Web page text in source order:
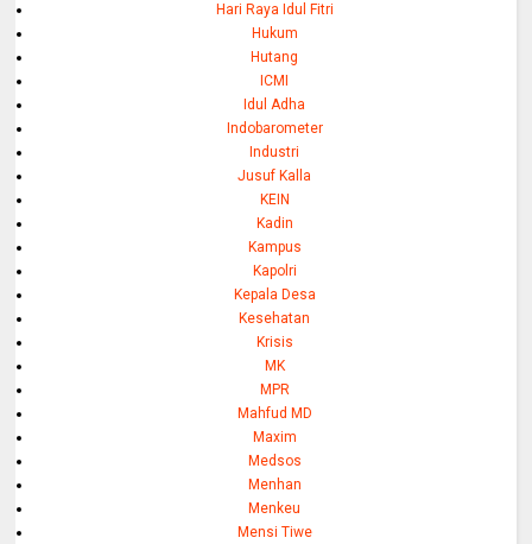
Hari Raya Idul Fitri
Hukum
Hutang
ICMI
Idul Adha
Indobarometer
Industri
Jusuf Kalla
KEIN
Kadin
Kampus
Kapolri
Kepala Desa
Kesehatan
Krisis
MK
MPR
Mahfud MD
Maxim
Medsos
Menhan
Menkeu
Mensi Tiwe